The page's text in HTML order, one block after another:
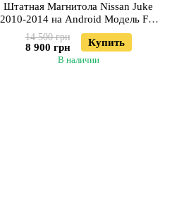
Штатная Магнитола Nissan Juke
2010-2014 на Android Модель FS-
A7-8octa-CarPlay
14 500 грн
8 900 грн Купить
В наличии